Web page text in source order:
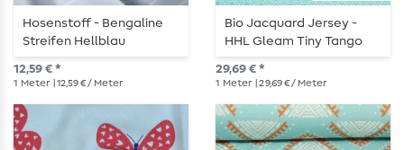
Hosenstoff - Bengaline
Streifen Hellblau
12,59 € *
1 Meter | 12,59 € / Meter
Bio Jacquard Jersey -
HHL Gleam Tiny Tango
Knit Türkis
29,69 € *
1 Meter | 29,69 € / Meter